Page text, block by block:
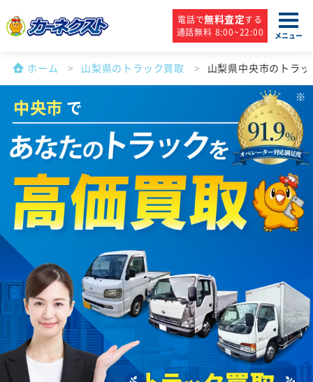
電話で無料査定する
通話無料 8:00~22:00
メニュー
ホーム 山梨県のトラック買取 山梨県中央市のトラ
中央市 で